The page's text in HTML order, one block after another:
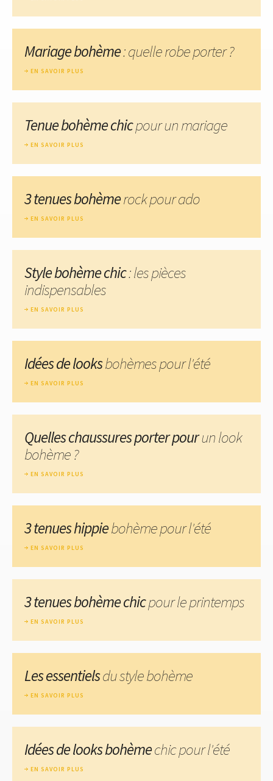
Mariage bohème: quelle robe porter ?
EN SAVOIR PLUS
Tenue bohème chicpour un mariage
EN SAVOIR PLUS
3 tenues bohèmerock pour ado
EN SAVOIR PLUS
Style bohème chic: les pièces
indispensables
EN SAVOIR PLUS
Idées de looksbohèmes pour l'été
EN SAVOIR PLUS
Quelles chaussures porter pourun look
bohème ?
EN SAVOIR PLUS
3 tenues hippiebohème pour l'été
EN SAVOIR PLUS
3 tenues bohème chicpour le printemps
EN SAVOIR PLUS
Les essentielsdu style bohème
EN SAVOIR PLUS
Idées de looks bohèmechic pour l'été
EN SAVOIR PLUS